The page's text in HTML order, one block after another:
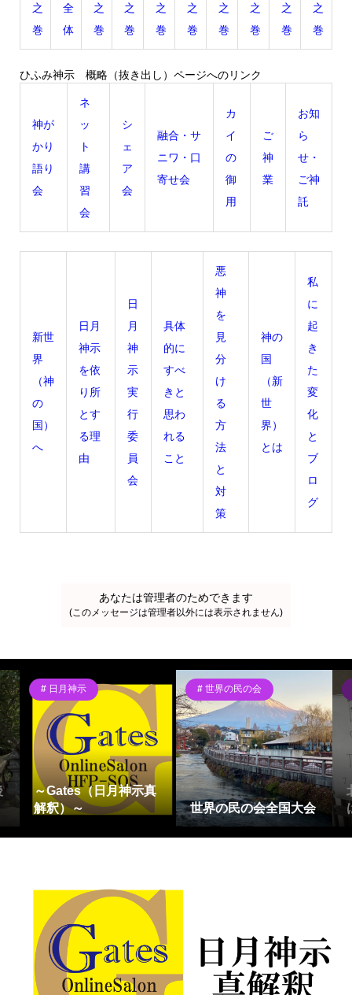
之
巻
全
体
之
巻
之
巻
之
巻
之
巻
之
巻
之
巻
之
巻
之
巻
ひふみ神示 概略（抜き出し）ページへのリンク
神が
かり
語り
会
ネ
ッ
ト
講
習
会
シ
ェ
ア
会
融合・サ
ニワ・口
寄せ会
カ
イ
の
御
用
ご
神
業
お知
ら
せ・
ご神
託
新世
界
（神
の
国）
へ
日月
神示
を依
り所
とす
る理
由
日
月
神
示
実
行
委
員
会
具体
的に
すべ
きと
思わ
れる
こと
悪
神
を
見
分
け
る
方
法
と
対
策
神の
国
（新
世
界）
とは
私
に
起
き
た
変
化
と
ブ
ロ
グ
あなたは管理者のためできます
(このメッセージは管理者以外には表示されません)
日月神示
～Gates（日月神示真
解釈）～
世界の民の会
世界の民の会全国大会